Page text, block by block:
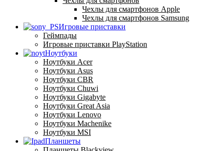
Чехлы для смартфонов Apple
Чехлы для смартфонов Samsung
Игровые приставки
Геймпады
Игровые приставки PlayStation
Ноутбуки
Ноутбуки Acer
Ноутбуки Asus
Ноутбуки CBR
Ноутбуки Chuwi
Ноутбуки Gigabyte
Ноутбуки Great Asia
Ноутбуки Lenovo
Ноутбуки Machenike
Ноутбуки MSI
Планшеты